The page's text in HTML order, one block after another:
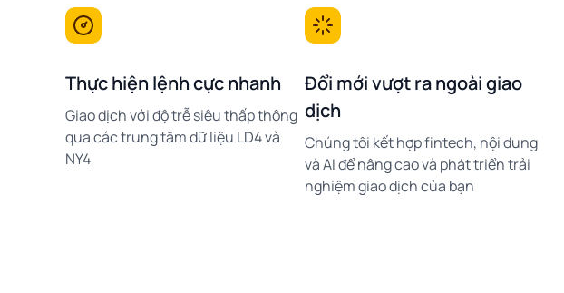
Thực hiện lệnh cực nhanh
Giao dịch với độ trễ siêu thấp thông
qua các trung tâm dữ liệu LD4 và
NY4
Đổi mới vượt ra ngoài giao
dịch
Chúng tôi kết hợp fintech, nội dung
và AI để nâng cao và phát triển trải
nghiệm giao dịch của bạn